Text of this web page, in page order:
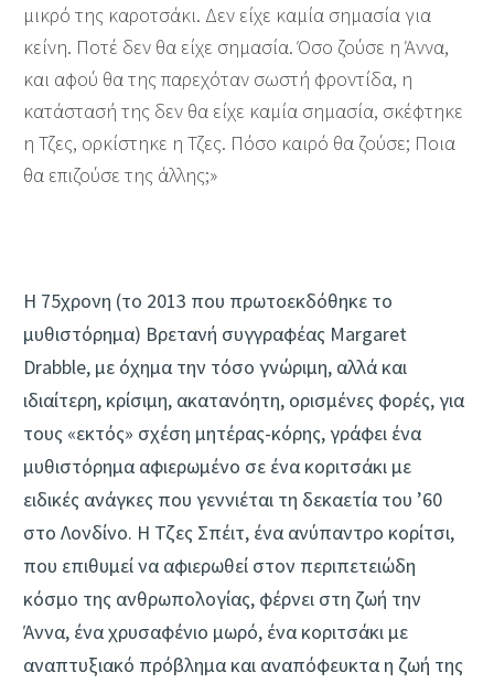
μικρό της καροτσάκι. Δεν είχε καμία σημασία για
κείνη. Ποτέ δεν θα είχε σημασία. Όσο ζούσε η Άννα,
και αφού θα της παρεχόταν σωστή φροντίδα, η
κατάστασή της δεν θα είχε καμία σημασία, σκέφτηκε
η Τζες, ορκίστηκε η Τζες. Πόσο καιρό θα ζούσε; Ποια
θα επιζούσε της άλλης;»
Η 75χρονη (τo 2013 που πρωτοεκδόθηκε το
μυθιστόρημα) Βρετανή συγγραφέας Margaret
Drabble, με όχημα την τόσο γνώριμη, αλλά και
ιδιαίτερη, κρίσιμη, ακατανόητη, ορισμένες φορές, για
τους «εκτός» σχέση μητέρας-κόρης, γράφει ένα
μυθιστόρημα αφιερωμένο σε ένα κοριτσάκι με
ειδικές ανάγκες που γεννιέται τη δεκαετία του ’60
στο Λονδίνο. Η Τζες Σπέιτ, ένα ανύπαντρο κορίτσι,
που επιθυμεί να αφιερωθεί στον περιπετειώδη
κόσμο της ανθρωπολογίας, φέρνει στη ζωή την
Άννα, ένα χρυσαφένιο μωρό, ένα κοριτσάκι με
αναπτυξιακό πρόβλημα και αναπόφευκτα η ζωή της